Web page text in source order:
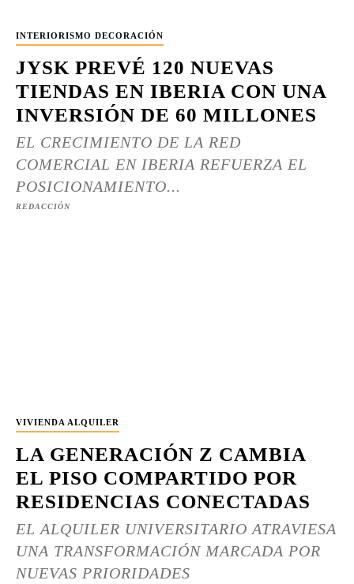
INTERIORISMO DECORACIÓN
JYSK PREVÉ 120 NUEVAS
TIENDAS EN IBERIA CON UNA
INVERSIÓN DE 60 MILLONES
EL CRECIMIENTO DE LA RED
COMERCIAL EN IBERIA REFUERZA EL
POSICIONAMIENTO...
REDACCIÓN
VIVIENDA ALQUILER
LA GENERACIÓN Z CAMBIA
EL PISO COMPARTIDO POR
RESIDENCIAS CONECTADAS
EL ALQUILER UNIVERSITARIO ATRAVIESA
UNA TRANSFORMACIÓN MARCADA POR
NUEVAS PRIORIDADES